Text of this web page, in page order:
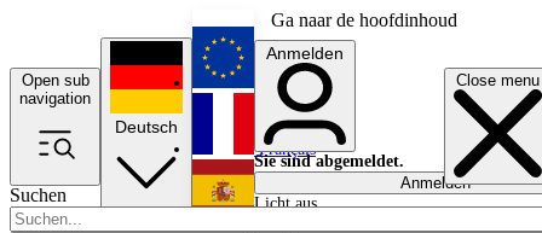
Ga naar de hoofdinhoud
Open sub
navigation
Close menu
Suchen
Deutsch
English
Français
Anmelden
Sie sind abgemeldet.
Anmelden
Licht aus